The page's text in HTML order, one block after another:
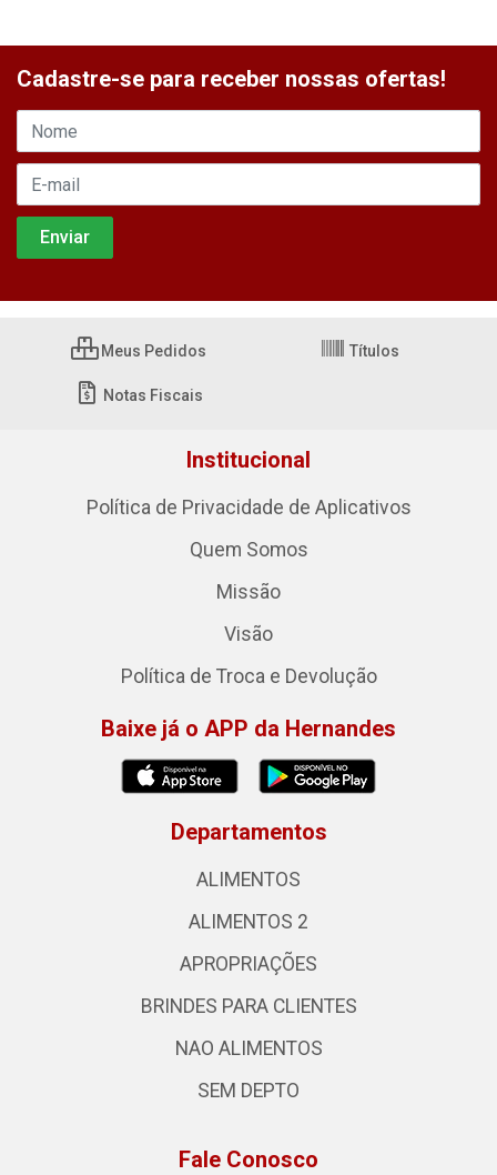
Cadastre-se para receber nossas ofertas!
Meus Pedidos Títulos
Notas Fiscais
Institucional
Política de Privacidade de Aplicativos
Quem Somos
Missão
Visão
Política de Troca e Devolução
Baixe já o APP da Hernandes
Departamentos
ALIMENTOS
ALIMENTOS 2
APROPRIAÇÕES
BRINDES PARA CLIENTES
NAO ALIMENTOS
SEM DEPTO
Fale Conosco